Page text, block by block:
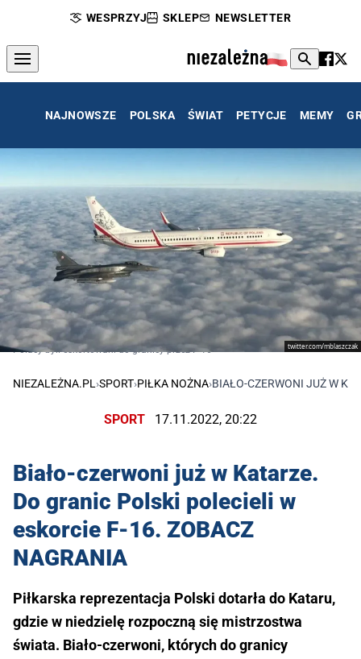
WESPRZYJ SKLEP NEWSLETTER
NAJNOWSZE POLSKA ŚWIAT PETYCJE MEMY
twitter.com/mblaszczak
Polacy byli eskortowani do granicy przez F-16
NIEZALEŻNA.PL ›SPORT›PIŁKA NOŻNA›BIAŁO-CZERWONI JUŻ W
SPORT 17.11.2022, 20:22
Biało-czerwoni już w Katarze.
Do granic Polski polecieli w
eskorcie F-16. ZOBACZ
NAGRANIA
Piłkarska reprezentacja Polski dotarła do Kataru,
gdzie w niedzielę rozpoczną się mistrzostwa
świata. Biało-czerwoni, których do granicy